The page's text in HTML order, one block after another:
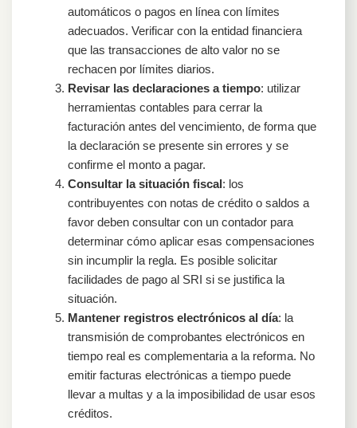
automáticos o pagos en línea con límites
adecuados. Verificar con la entidad financiera
que las transacciones de alto valor no se
rechacen por límites diarios.
Revisar las declaraciones a tiempo: utilizar
herramientas contables para cerrar la
facturación antes del vencimiento, de forma que
la declaración se presente sin errores y se
confirme el monto a pagar.
Consultar la situación fiscal: los
contribuyentes con notas de crédito o saldos a
favor deben consultar con un contador para
determinar cómo aplicar esas compensaciones
sin incumplir la regla. Es posible solicitar
facilidades de pago al SRI si se justifica la
situación.
Mantener registros electrónicos al día: la
transmisión de comprobantes electrónicos en
tiempo real es complementaria a la reforma. No
emitir facturas electrónicas a tiempo puede
llevar a multas y a la imposibilidad de usar esos
créditos.